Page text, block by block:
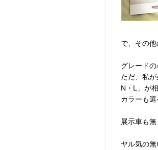
で、その他
グレード
ただ、私
N・L」が
カラーも
展示車も
ヤル気の